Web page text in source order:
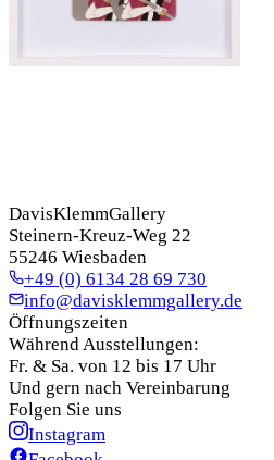
DavisKlemmGallery
Steinern-Kreuz-Weg 22
55246 Wiesbaden
+49 (0) 6134 28 69 730
info@davisklemmgallery.de
Öffnungszeiten
Während Ausstellungen:
Fr. & Sa. von 12 bis 17 Uhr
Und gern nach Vereinbarung
Folgen Sie uns
Instagram